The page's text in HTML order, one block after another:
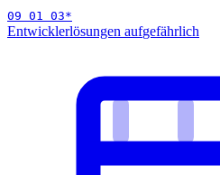
09 01 03*
Entwicklerlösungen aufgefährlich